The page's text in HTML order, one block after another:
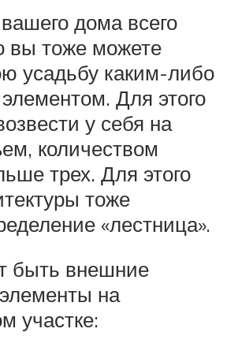
дома всего
вы тоже можете
усадьбу каким-либо
Для этого
у себя на
количеством
трех. Для этого
тоже
«лестница».
быть внешние
на
участке: